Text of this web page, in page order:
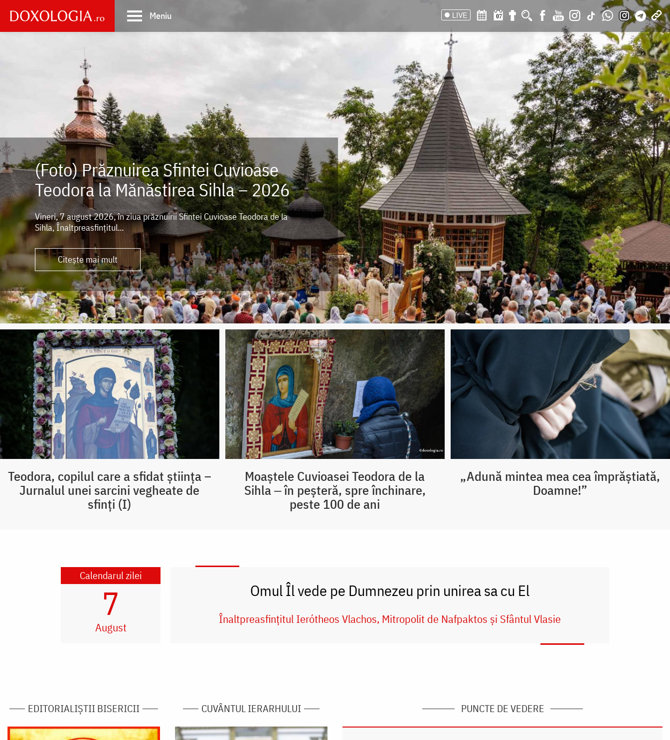
main
Meniu LIVE 07
(Foto) Prăznuirea Sfintei Cuvioase
Teodora la Mănăstirea Sihla – 2026
Vineri, 7 august 2026, în ziua prăznuirii Sfintei Cuvioase Teodora de la
Sihla, Înaltpreasfințitul...
Citește mai mult
Teodora, copilul care a sfidat știința –
Jurnalul unei sarcini vegheate de
sfinți (I)
Moaștele Cuvioasei Teodora de la
Sihla ‒ în peșteră, spre închinare,
peste 100 de ani
„Adună mintea mea cea împrăștiată,
Doamne!”
Calendarul zilei
7
August
Omul Îl vede pe Dumnezeu prin unirea sa cu El
Înaltpreasfințitul Ierótheos Vlachos, Mitropolit de Nafpaktos și Sfântul Vlasie
EDITORIALIȘTII BISERICII CUVÂNTUL IERARHULUI PUNCTE DE VEDERE